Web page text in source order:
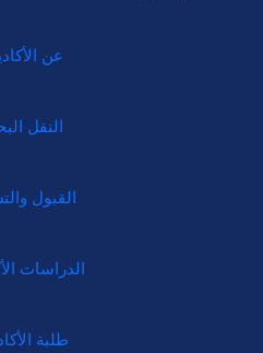
عن
النقل
القبول
الدراسات
طلبة